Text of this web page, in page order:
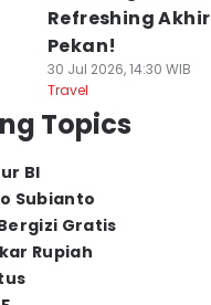
Refreshing Akhir
Pekan!
30 Jul 2026, 14:30 WIB
Travel
Topics
BI
Subianto
Gratis
Rupiah